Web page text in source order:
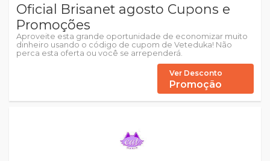
Oficial Brisanet agosto Cupons e
Promoções
Aproveite esta grande oportunidade de economizar muito
dinheiro usando o código de cupom de Veteduka! Não
perca esta oferta ou você se arrependerá.
Ver Desconto
Promoção